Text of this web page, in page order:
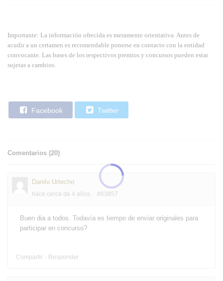
Importante: La información ofrecida es meramente orientativa. Antes de
acudir a un certamen es recomendable ponerse en contacto con la entidad
convocante. Las bases de los respectivos premios y concursos pueden estar
sujetas a cambios.
Facebook Twitter
Comentarios (20)
Danilo Urtecho
hace cerca de 4 años #63857
Buen dia a todos. Todavía es tiempo de enviar originales para
participar en concurso?
Compartir Responder